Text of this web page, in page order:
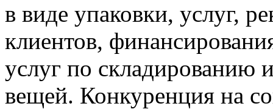
в виде упаковки, услуг,
клиентов,
услуг по
вещей. Конкуренция на